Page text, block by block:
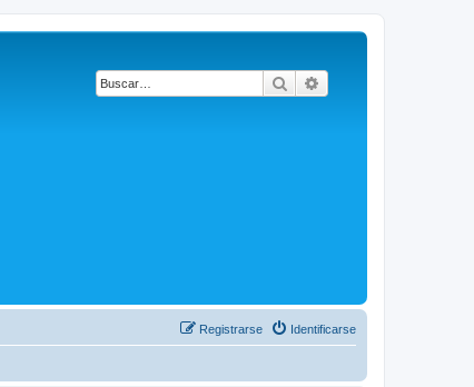
Buscar
Identificarse
Registrarse